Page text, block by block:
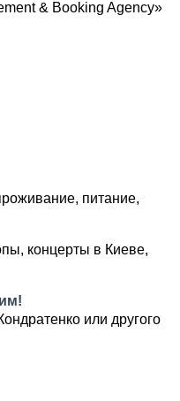
& Booking Agency»
питание,
концерты в Киеве,
или другого